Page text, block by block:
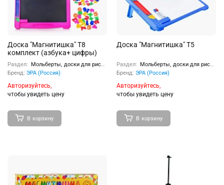
Доска "Магнитишка" Т8
комплект (азбука+ цифры)
Раздел:
Мольберты, доски для рисования
Бренд: ЭРА (Россия)
Авторизуйтесь,
чтобы увидеть цену
В корзину
Доска "Магнитишка" Т5
Раздел:
Мольберты, доски для рисования
Бренд: ЭРА (Россия)
Авторизуйтесь,
чтобы увидеть цену
В корзину